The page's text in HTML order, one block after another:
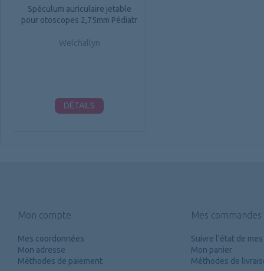
Spéculum auriculaire jetable
pour otoscopes 2,75mm Pédiatr
Welchallyn
DÉTAILS
Mon compte
Mes coordonnées
Mon adresse
Méthodes de paiement
Mes commandes
Suivre l'état de
Mon panier
Méthodes de